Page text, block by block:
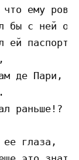
ему
бы с ней
ей паспорт.
де Пари,
раньше!?
ее глаза,